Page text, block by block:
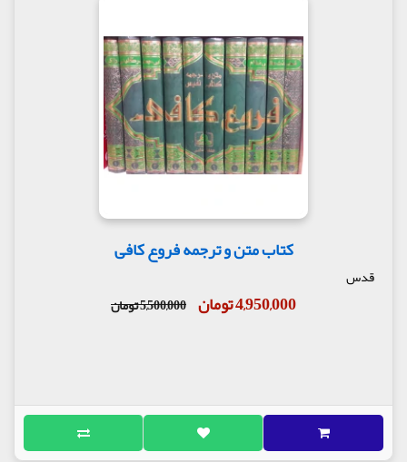
کتاب متن و ترجمه فروع کافی
قدس
4,950,000 تومان 5,500,000 تومان